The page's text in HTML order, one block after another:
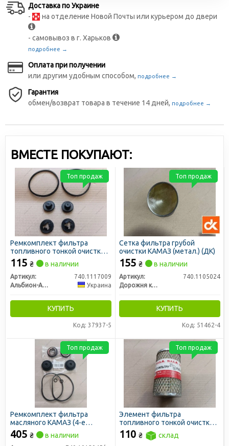
Доставка по Украине
-
на отделение Новой Почты или курьером до двери
- самовывоз в г. Харьков
подробнее →
Оплата при получении
или другим удобным способом, подробнее →
Гарантия
обмен/возврат товара в течение 14 дней, подробнее →
ВМЕСТЕ ПОКУПАЮТ:
Ремкомплект фильтра
топливного тонкой очистки
КАМАЗ (3 наим.) (пр-во
Украина)
115 ₴ в наличии
Артикул:
740.1117009
Альбион-Авто
Украина
КУПИТЬ
Код: 37937-5
Топ продаж
Сетка фильтра грубой
очистки КАМАЗ (метал.) (ДК)
155 ₴ в наличии
Артикул:
740.1105024
Дорожня карта
КУПИТЬ
Код: 51462-4
Топ продаж
Ремкомплект фильтра
масляного КАМАЗ (4-е
наименования)
405 ₴ в наличии
Топ продаж
Элемент фильтра
топливного тонкой очистки
КАМАЗ, ЗИЛ, УРАЛ дв.
740,РД-003, ФТ-523 (SILA)
110 ₴ склад
Топ продаж